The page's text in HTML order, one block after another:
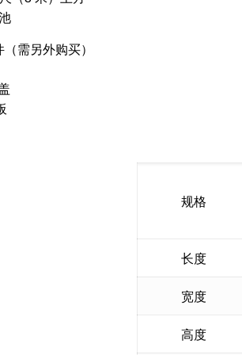
需另外购买）
规格
长度
宽度
高度